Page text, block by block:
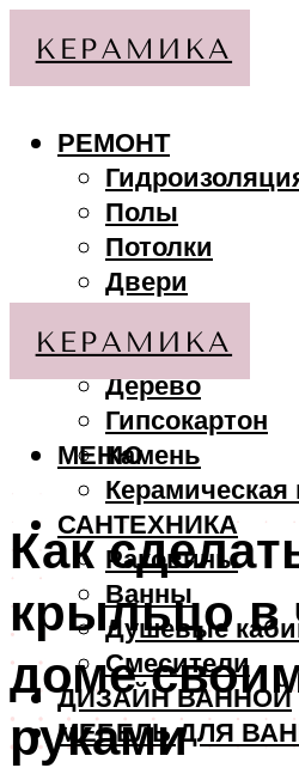
РЕМОНТ
Полы
Потолки
Двери
МАТЕРИАЛЫ
Дерево
Гипсокартон
Камень
Керамическая
САНТЕХНИКА
Раковины
Ванны
Душевые
Смесители
ДИЗАЙН ВАННОЙ
МЕБЕЛЬ ДЛЯ
МЕНЮ
Как
крыльцо в
доме
руками